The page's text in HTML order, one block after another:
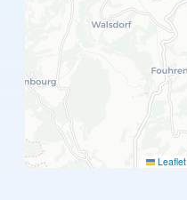
Leaflet